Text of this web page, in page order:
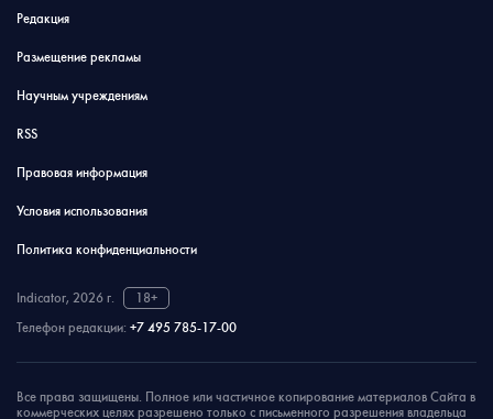
Редакция
Размещение рекламы
Научным учреждениям
RSS
Правовая информация
Условия использования
Политика конфиденциальности
Indicator, 2026 г.
18+
Телефон редакции: +7 495 785-17-00
Все права защищены. Полное или частичное копирование материалов Сайта в
коммерческих целях разрешено только с письменного разрешения владельца